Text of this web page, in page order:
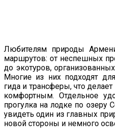
Любителям природы
маршрутов: от неспешных
до экотуров,
Многие из них подходят
гида и трансферы, что
комфортным. Отдельное
прогулка на лодке по озеру
увидеть один из главных
новой стороны и немного